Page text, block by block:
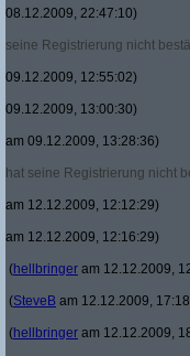
08.12.2009, 22:47:10)
seine Registrierung nicht
09.12.2009, 12:55:02)
09.12.2009, 13:00:30)
am 09.12.2009, 13:28:36)
hat seine Registrierung nicht
am 12.12.2009, 12:12:29)
am 12.12.2009, 12:16:29)
(hellbringer am 12.12.2009,
(SteveB am 12.12.2009,
(hellbringer am 12.12.2009,